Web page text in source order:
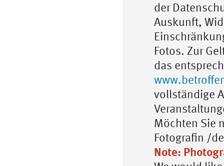
der
Auskunft,
Fotos. Zur
das
vollständige
Möchten Sie
Fotografin /
Note: